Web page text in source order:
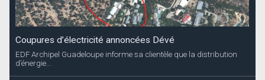
Coupures d’électricité annoncées Dévé
EDF Archipel Guadeloupe informe sa clientèle que la distribution
d’énergie...